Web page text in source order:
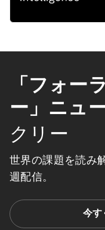
「フォー
ー」ニュ
クリー
世界の課題を読み
週配信。
今す